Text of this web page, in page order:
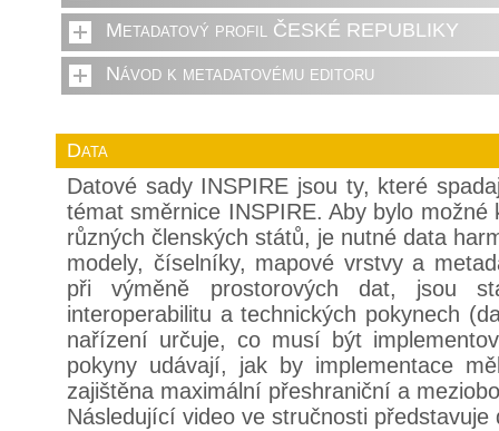
Metadatový profil ČESKÉ REPUBLIKY
Návod k metadatovému editoru
Data
Datové sady INSPIRE jsou ty, které
témat směrnice INSPIRE. Aby bylo
různých členských států, je nutné data
modely, číselníky, mapové vrstvy a
při výměně prostorových dat, jsou
interoperabilitu a technických pokynech
nařízení určuje, co musí být
pokyny udávají, jak by implementace
zajištěna maximální přeshraniční a
Následující video ve stručnosti představuje